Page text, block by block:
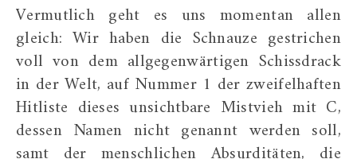
Vermutlich geht es uns momentan allen
gleich: Wir haben die Schnauze gestrichen
voll von dem allgegenwärtigen Schissdrack
in der Welt, auf Nummer 1 der zweifelhaften
Hitliste dieses unsichtbare Mistvieh mit C,
dessen Namen nicht genannt werden soll,